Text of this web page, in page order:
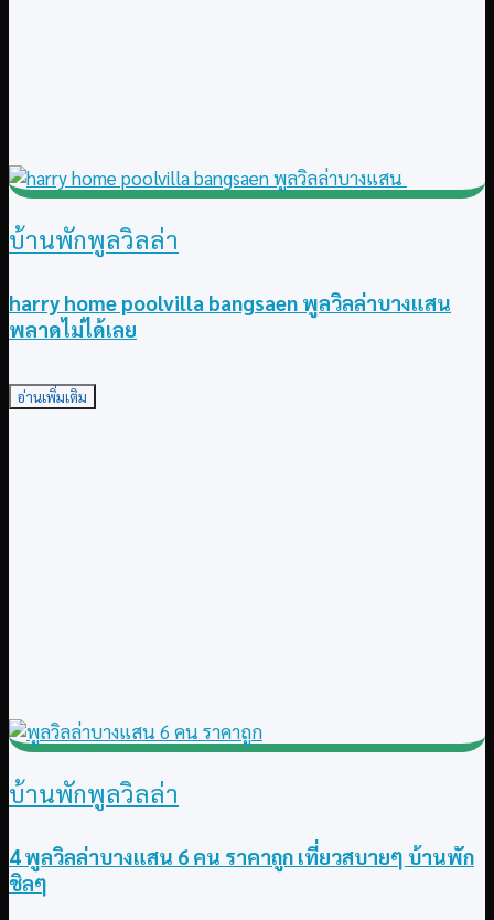
บ้านพักพูลวิลล่า
harry home poolvilla bangsaen พูลวิลล่าบางแสน
พลาดไม่ได้เลย
อ่านเพิ่มเติม
บ้านพักพูลวิลล่า
4 พูลวิลล่าบางแสน 6 คน ราคาถูก เที่ยวสบายๆ บ้านพัก
ชิลๆ